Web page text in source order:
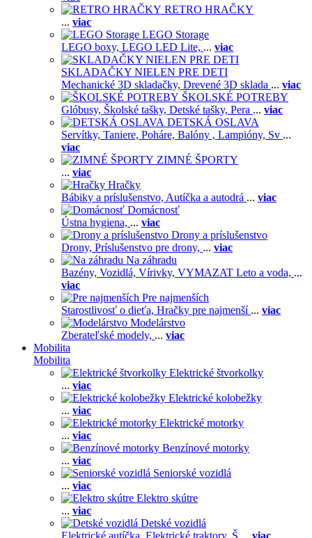
RETRO HRAČKY
... viac
LEGO Storage
LEGO boxy, LEGO LED Lite, ... viac
SKLADAČKY NIELEN PRE DETI
Mechanické 3D skladačky, Drevené 3D sklada ... viac
ŠKOLSKÉ POTREBY
Glóbusy, Školské tašky, Detské tašky, Pera ... viac
DETSKÁ OSLAVA
Servítky, Taniere, Poháre, Balóny , Lampióny, Sv ...
viac
ZIMNÉ ŠPORTY
... viac
Hračky
Bábiky a príslušenstvo, Autíčka a autodrá ... viac
Domácnosť
Ústna hygiena, ... viac
Drony a príslušenstvo
Drony, Príslušenstvo pre drony, ... viac
Na záhradu
Bazény, Vozidlá, Vírivky, VYMAZAT Leto a voda, ...
viac
Pre najmenších
Starostlivosť o dieťa, Hračky pre najmenší ... viac
Modelárstvo
Zberateľské modely, ... viac
Mobilita
Mobilita
Elektrické štvorkolky
... viac
Elektrické kolobežky
... viac
Elektrické motorky
... viac
Benzínové motorky
... viac
Seniorské vozidlá
... viac
Elektro skútre
... viac
Detské vozidlá
Elektrické autíčka, Elektrické traktory, Š ... viac